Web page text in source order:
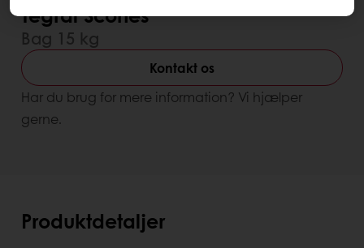
Tegral Scones
Bag 15 kg
Kontakt os
Har du brug for mere information? Vi hjælper
gerne.
Produktdetaljer